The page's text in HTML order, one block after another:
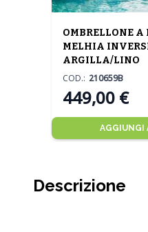
OMBRELLONE A
MELHIA
ARGILLA/LINO
449,00 €
COD.: 210659B
AGGIUNGI
Descrizione